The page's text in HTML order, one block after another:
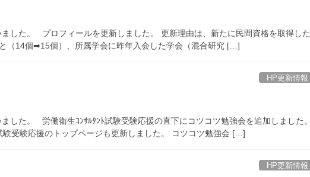
した。 プロフィールを更新しました。 更新理由は、新たに民間資格を取得した
（14個➡15個）、所属学会に昨年入会した学会（混合研究 […]
HP更新情報
した。 労働衛生ｺﾝｻﾙﾀﾝﾄ試験受験応援の直下にコツコツ勉強会を追加しました。
験受験応援のトップページも更新しました。 コツコツ勉強会 […]
HP更新情報